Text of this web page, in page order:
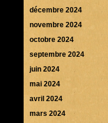
décembre 2024
novembre 2024
octobre 2024
septembre 2024
juin 2024
mai 2024
avril 2024
mars 2024